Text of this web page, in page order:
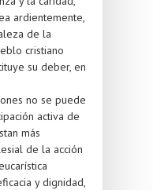
ardientemente,
de la
cristiano
su deber, en
no se puede
activa de
más
de la acción
y dignidad,